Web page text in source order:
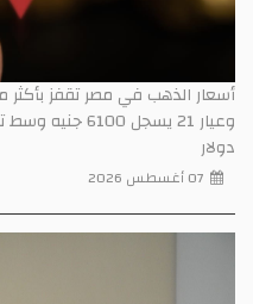
دولار
07 أغسطس 2026